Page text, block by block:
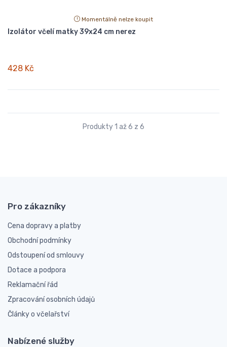
Momentálně nelze koupit
Izolátor včelí matky 39x24 cm nerez
428 Kč
Produkty 1 až 6 z 6
Pro zákazníky
Cena dopravy a platby
Obchodní podmínky
Odstoupení od smlouvy
Dotace a podpora
Reklamační řád
Zpracování osobních údajů
Články o včelařství
Nabízené služby